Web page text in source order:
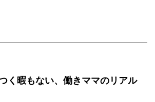
く暇もない、働きママのリアル